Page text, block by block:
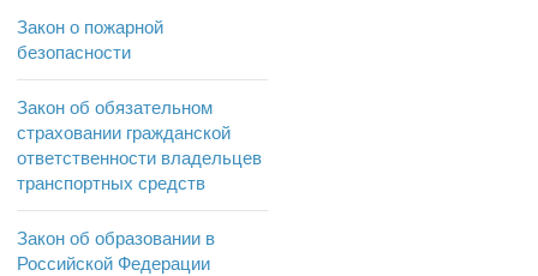
Закон о пожарной
безопасности
Закон об обязательном
страховании гражданской
ответственности владельцев
транспортных средств
Закон об образовании в
Российской Федерации